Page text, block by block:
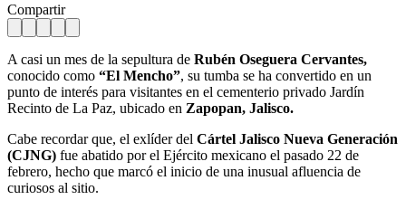
Compartir
A casi un mes de la sepultura de Rubén Oseguera Cervantes,
conocido como “El Mencho”, su tumba se ha convertido en un
punto de interés para visitantes en el cementerio privado Jardín
Recinto de La Paz, ubicado en Zapopan, Jalisco.
Cabe recordar que, el exlíder del Cártel Jalisco Nueva Generación
(CJNG) fue abatido por el Ejército mexicano el pasado 22 de
febrero, hecho que marcó el inicio de una inusual afluencia de
curiosos al sitio.